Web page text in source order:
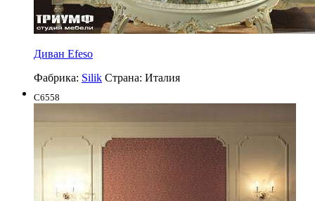
Диван Efeso
Фабрика: Silik Страна: Италия
C6558